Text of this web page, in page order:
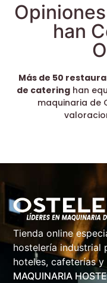
han
Más de 50
de cateringhan
maquinaria de
Tienda online
hostelería industrial
hoteles, cafeterías
MAQUINARIA